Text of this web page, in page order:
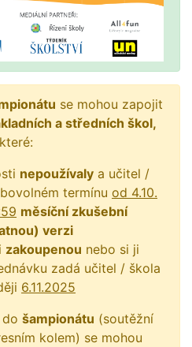
se mohou zapojit
a středních škol,
které:
nepoužívalya učitel /
termínu od 4.10.
měsíční zkušební
verzi
zakoupenou nebo si ji
zadá učitel / škola
6.11.2025
šampionátu (soutěžní
kolem) se mohou